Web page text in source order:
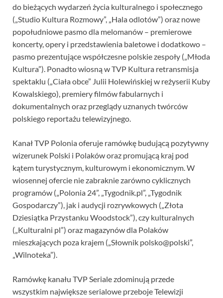
do bieżących wydarzeń życia kulturalnego i społecznego
(„Studio Kultura Rozmowy”, „Hala odlotów”) oraz nowe
popołudniowe pasmo dla melomanów – premierowe
koncerty, opery i przedstawienia baletowe i dodatkowo –
pasmo prezentujące współczesne polskie zespoły („Młoda
Kultura”). Ponadto wiosną w TVP Kultura retransmisja
spektaklu („Ciała obce” Julii Holewińskiej w reżyserii Kuby
Kowalskiego), premiery filmów fabularnych i
dokumentalnych oraz przeglądy uznanych twórców
polskiego reportażu telewizyjnego.
Kanał TVP Polonia oferuje ramówkę budującą pozytywny
wizerunek Polski i Polaków oraz promującą kraj pod
kątem turystycznym, kulturowym i ekonomicznym. W
wiosennej ofercie nie zabraknie zarówno cyklicznych
programów („Polonia 24”, „Tygodnik.pl”, „Tygodnik
Gospodarczy”), jak i audycji rozrywkowych („Złota
Dziesiątka Przystanku Woodstock”), czy kulturalnych
(„Kulturalni pl”) oraz magazynów dla Polaków
mieszkających poza krajem („Słownik polsko@polski”,
„Wilnoteka”).
Ramówkę kanału TVP Seriale zdominują przede
wszystkim największe serialowe przeboje Telewizji